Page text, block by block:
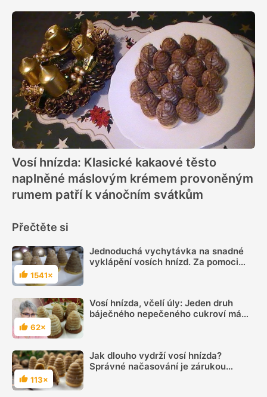
Vosí hnízda: Klasické kakaové těsto
naplněné máslovým krémem provoněným
rumem patří k vánočním svátkům
Přečtěte si
Hodnocení
1541×
Jednoduchá vychytávka na snadné
vyklápění vosích hnízd. Za pomoci
Hodnocení
62×
Vosí hnízda, včelí úly: Jeden druh
báječného nepečeného cukroví má
Hodnocení
113×
Jak dlouho vydrží vosí hnízda?
Správné načasování je zárukou